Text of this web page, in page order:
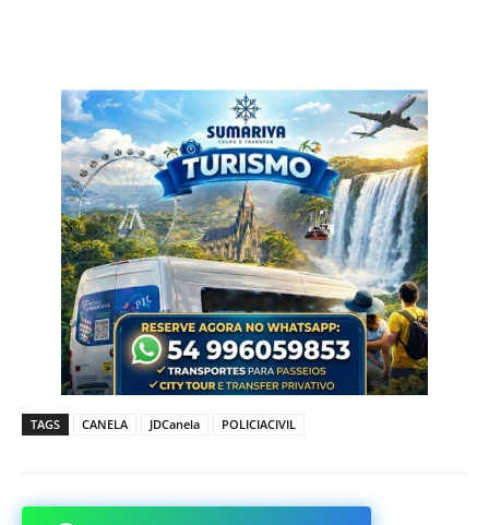
TAGS CANELA JDCanela POLICIACIVIL